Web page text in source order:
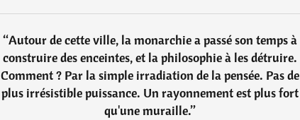
“Autour de cette ville, la monarchie a passé son temps à
construire des enceintes, et la philosophie à les détruire.
Comment ? Par la simple irradiation de la pensée. Pas de
plus irrésistible puissance. Un rayonnement est plus fort
qu'une muraille.”